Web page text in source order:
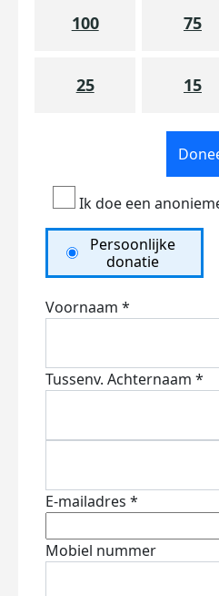
100 75
25 15
Ik doe een
Persoonlijke
donatie
Voornaam *
Tussenv. Achternaam *
E-mailadres *
Mobiel nummer